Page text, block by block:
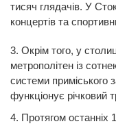
тисяч глядачів. У
концертів та
3. Окрім того, у
метрополітен із
системи приміського
функціонує річковий
4. Протягом останніх